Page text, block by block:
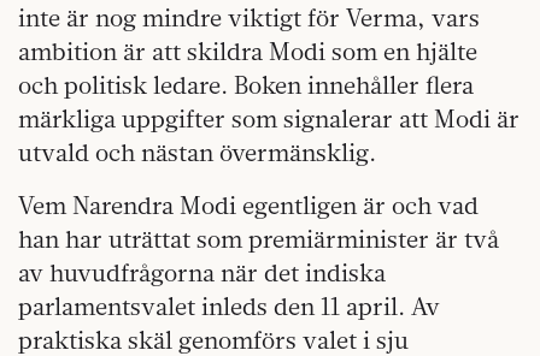
inte är nog mindre viktigt för Verma, vars
ambition är att skildra Modi som en hjälte
och politisk ledare. Boken innehåller flera
märkliga uppgifter som signalerar att Modi är
utvald och nästan övermänsklig.
Vem Narendra Modi egentligen är och vad
han har uträttat som premiärminister är två
av huvudfrågorna när det indiska
parlamentsvalet inleds den 11 april. Av
praktiska skäl genomförs valet i sju